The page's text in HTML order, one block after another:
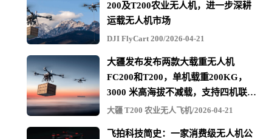
200及T200农业无人机，进一步深耕
运载无人机市场
DJI FlyCart 200/2026-04-21
大疆发布发布两款大载重无人机
FC200和T200，单机载重200KG，
3000 米高海拔不减载，支持四机联吊
最多600KG
大疆 T200 农业无人飞机/2026-04-21
飞拍科技简史：一家消费级无人机公